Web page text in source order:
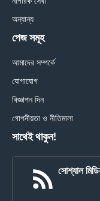
অন্যান্য
পেজ সমূহ
আমাদের সম্পর্কে
যোগাযোগ
বিজ্ঞাপন দিন
গোপনীয়তা ও নীতিমালা
সাথেই থাকুন!
সোশ্যাল